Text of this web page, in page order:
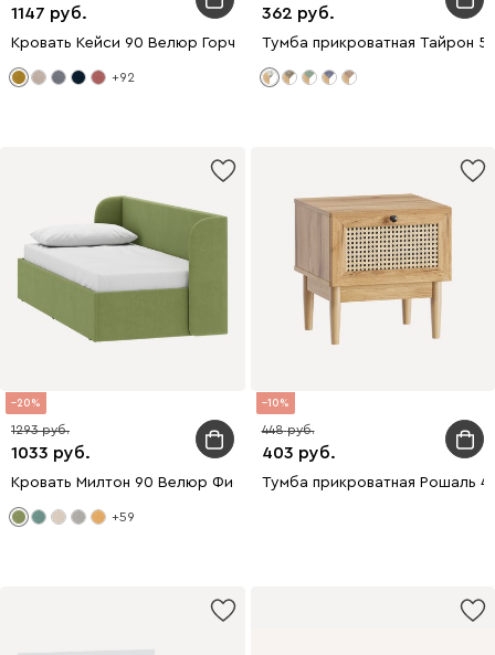
1147
Кровать Кейси 90 Велюр Горчичный
+92
362
Тумба прикроватная Тайрон
20
1033
1293
Кровать Милтон 90 Велюр Фисташковый
+59
10
403
448
Тумба прикроватная Рошаль